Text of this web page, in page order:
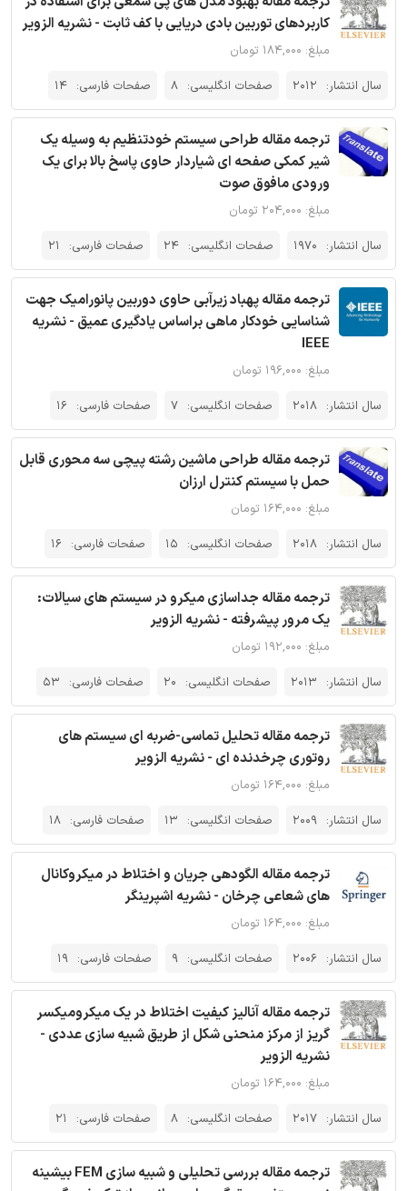
کاربردهای توربین بادی دریایی با کف ثابت - نشریه الزویر
مبلغ: ۱۸۴,۰۰۰ تومان
سال انتشار: 2012 صفحات انگلیسی: 8 صفحات فارسی: 14
ترجمه مقاله طراحی سیستم خودتنظیم به وسیله‌ یک
شیر کمکی صفحه ای شیاردار حاوی پاسخ بالا برای یک
ورودی مافوق صوت
مبلغ: ۲۰۴,۰۰۰ تومان
سال انتشار: 1970 صفحات انگلیسی: 24 صفحات فارسی: 21
ترجمه مقاله پهباد زیرآبی حاوی دوربین پانورامیک جهت
شناسایی خودکار ماهی براساس یادگیری عمیق - نشریه
IEEE
مبلغ: ۱۹۶,۰۰۰ تومان
سال انتشار: 2018 صفحات انگلیسی: 7 صفحات فارسی: 16
ترجمه مقاله طراحی ماشین رشته پیچی سه محوری قابل
حمل با سیستم کنترل ارزان
مبلغ: ۱۶۴,۰۰۰ تومان
سال انتشار: 2018 صفحات انگلیسی: 15 صفحات فارسی: 16
ترجمه مقاله جداسازی میکرو در سیستم های سیالات:
یک مرور پیشرفته - نشریه الزویر
مبلغ: ۱۹۲,۰۰۰ تومان
سال انتشار: 2013 صفحات انگلیسی: 20 صفحات فارسی: 53
ترجمه مقاله تحلیل تماسی-ضربه ای سیستم های
روتوری چرخدنده ای - نشریه الزویر
مبلغ: ۱۶۴,۰۰۰ تومان
سال انتشار: 2009 صفحات انگلیسی: 13 صفحات فارسی: 18
ترجمه مقاله الگودهی جریان و اختلاط در میکروکانال
های شعاعی چرخان - نشریه اشپرینگر
مبلغ: ۱۶۴,۰۰۰ تومان
سال انتشار: 2006 صفحات انگلیسی: 9 صفحات فارسی: 19
ترجمه مقاله آنالیز کیفیت اختلاط در یک میکرومیکسر
گریز از مرکز منحنی شکل از طریق شبیه سازی عددی -
نشریه الزویر
مبلغ: ۱۶۴,۰۰۰ تومان
سال انتشار: 2017 صفحات انگلیسی: 8 صفحات فارسی: 21
ترجمه مقاله بررسی تحلیلی و شبیه سازی FEM بیشینه